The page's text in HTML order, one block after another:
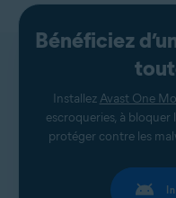
Bénéficiez
Installez Avast One
escroqueries, à
protéger contre les